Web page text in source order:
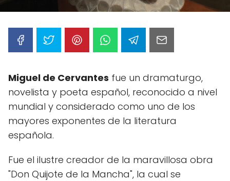
Miguel de Cervantes fue un dramaturgo,
novelista y poeta español, reconocido a nivel
mundial y considerado como uno de los
mayores exponentes de la literatura
española.
Fue el ilustre creador de la maravillosa obra
"Don Quijote de la Mancha", la cual se